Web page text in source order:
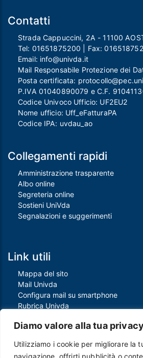
Diamo valore alla tua privacy
Utilizziamo i cookie per migliorare la
navigazione, offrirti pubblicità o
Contatti
Strada Cappuccini, 2A - 11100
Tel: 01651875200 | Fax:
Email: info@univda.it
Mail Responsabile Protezione dei
Posta certificata:
P.IVA 01040890079 e C.F.
Codice Univoco Ufficio: UF2EU2
Nome ufficio: Uff_eFatturaPA
Codice IPA: uvdau_ao
Collegamenti rapidi
Amministrazione trasparente
Albo online
Segreteria online
Sostieni UniVda
Segnalazioni e suggerimenti
Link utili
Mappa del sito
Mail Univda
Configura mail su smartphone
Rubrica Univda